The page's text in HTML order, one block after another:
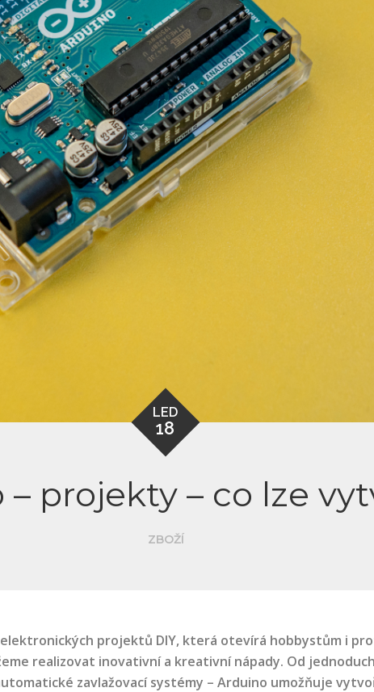
LED
18
projekty – co lze
ZBOŽÍ
projektů DIY, která otevírá hobbystům i
realizovat inovativní a kreativní nápady. Od
zavlažovací systémy – Arduino umožňuje